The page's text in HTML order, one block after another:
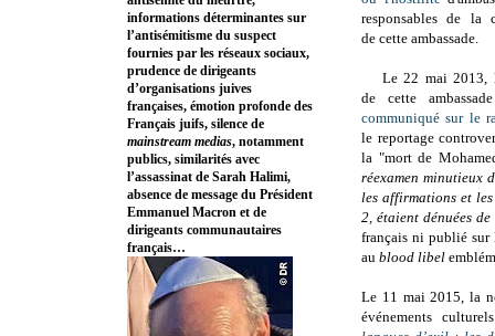
responsables de la
de cette ambassade.
Le 22 mai 2013,
de cette
communiqué sur le
le reportage
la "mort de
réexamen minutieux
les affirmations et
2, étaient dénuées
français ni publié sur
au blood libel
Le 11 mai 2015, la
événements
informations déterminantes sur
l’antisémitisme du suspect
fournies par les réseaux sociaux,
prudence de dirigeants
d’organisations juives
françaises, émotion profonde des
Français juifs, silence de
mainstream medias, notamment
publics, similarités avec
l’assassinat de Sarah Halimi,
absence de message du Président
Emmanuel Macron et de
dirigeants communautaires
français…